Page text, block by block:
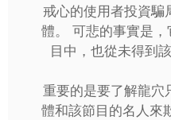
戒心的使用者投資騙
體。 可悲的事實是
目中，也從未得到
重要的是要了解龍穴
體和該節目的名人來